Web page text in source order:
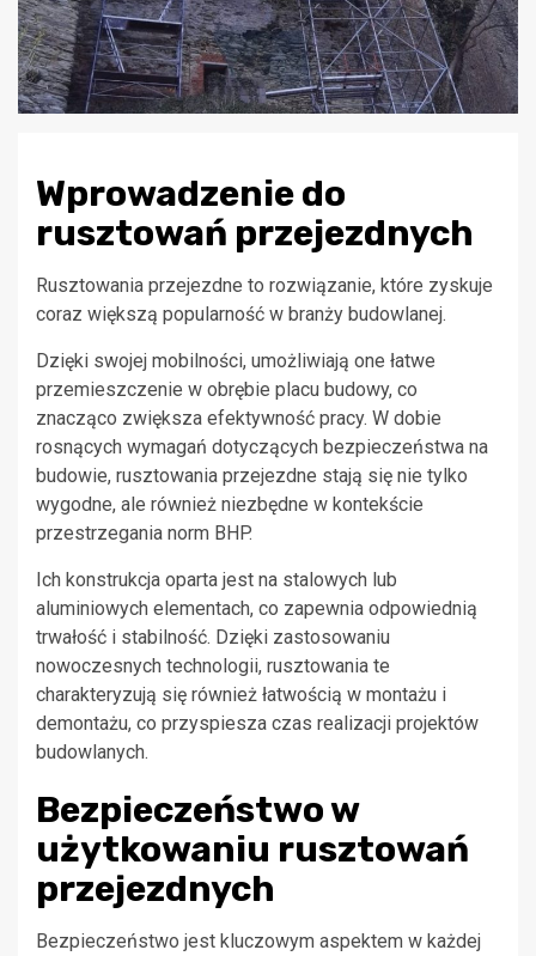
Wprowadzenie do
rusztowań przejezdnych
Rusztowania przejezdne to rozwiązanie, które zyskuje
coraz większą popularność w branży budowlanej.
Dzięki swojej mobilności, umożliwiają one łatwe
przemieszczenie w obrębie placu budowy, co
znacząco zwiększa efektywność pracy. W dobie
rosnących wymagań dotyczących bezpieczeństwa na
budowie, rusztowania przejezdne stają się nie tylko
wygodne, ale również niezbędne w kontekście
przestrzegania norm BHP.
Ich konstrukcja oparta jest na stalowych lub
aluminiowych elementach, co zapewnia odpowiednią
trwałość i stabilność. Dzięki zastosowaniu
nowoczesnych technologii, rusztowania te
charakteryzują się również łatwością w montażu i
demontażu, co przyspiesza czas realizacji projektów
budowlanych.
Bezpieczeństwo w
użytkowaniu rusztowań
przejezdnych
Bezpieczeństwo jest kluczowym aspektem w każdej